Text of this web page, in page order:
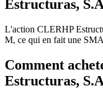
Estructuras,
L'action CLERHP
M, ce qui en fait une
Comment
Estructuras,